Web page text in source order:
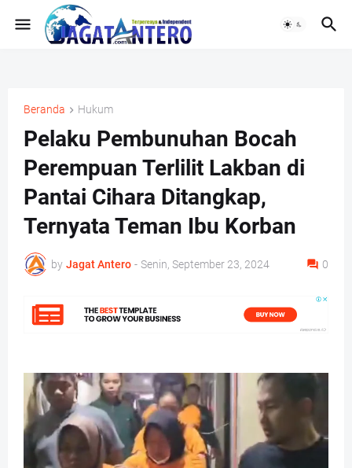
Beranda Hukum
Pelaku Pembunuhan Bocah
Perempuan Terlilit Lakban di
Pantai Cihara Ditangkap,
Ternyata Teman Ibu Korban
by Jagat Antero - Senin, September 23, 2024 0